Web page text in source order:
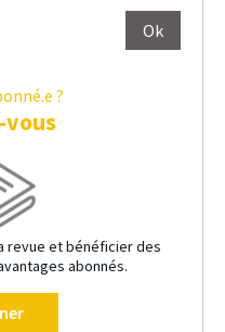
?
vous
revue et bénéficier des
abonnés.